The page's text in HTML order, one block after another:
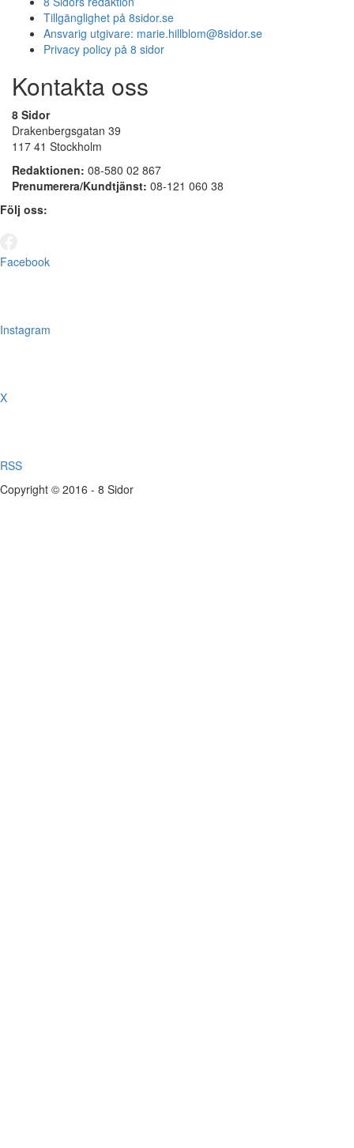
Tillgänglighet på 8sidor.se
Ansvarig utgivare: marie.hillblom@8sidor.se
Privacy policy på 8 sidor
Kontakta oss
8 Sidor
Drakenbergsgatan 39
117 41 Stockholm
Redaktionen: 08-580 02 867
Prenumerera/Kundtjänst: 08-121 060 38
Följ oss:
Facebook
Instagram
X
RSS
Copyright © 2016 - 8 Sidor